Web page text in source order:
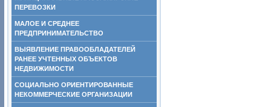
ПЕРЕВОЗКИ
МАЛОЕ И СРЕДНЕЕ
ПРЕДПРИНИМАТЕЛЬСТВО
ВЫЯВЛЕНИЕ ПРАВООБЛАДАТЕЛЕЙ
РАНЕЕ УЧТЕННЫХ ОБЪЕКТОВ
НЕДВИЖИМОСТИ
СОЦИАЛЬНО ОРИЕНТИРОВАННЫЕ
НЕКОММЕРЧЕСКИЕ ОРГАНИЗАЦИИ